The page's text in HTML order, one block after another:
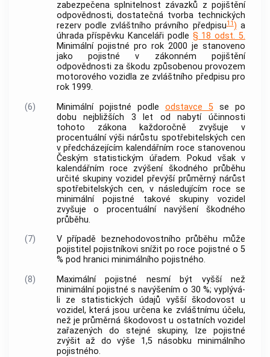
zabezpečena splnitelnost závazků z pojištění
odpovědnosti, dostatečná tvorba technických
rezerv podle zvláštního právního předpisu11) a
úhrada příspěvku Kanceláři podle § 18 odst. 5.
Minimální pojistné pro rok 2000 je stanoveno
jako pojistné v zákonném pojištění
odpovědnosti za škodu způsobenou provozem
motorového vozidla ze zvláštního předpisu pro
rok 1999.
(6)
Minimální pojistné podle odstavce 5se po
dobu nejbližších 3 let od nabytí účinnosti
tohoto zákona každoročně zvyšuje v
procentuální výši nárůstu spotřebitelských cen
v předcházejícím kalendářním roce stanovenou
Českým statistickým úřadem. Pokud však v
kalendářním roce zvýšení škodného průběhu
určité skupiny vozidel převýší průměrný nárůst
spotřebitelských cen, v následujícím roce se
minimální pojistné takové skupiny vozidel
zvyšuje o procentuální navýšení škodného
průběhu.
(7)
V případě beznehodovostního průběhu může
pojistitel pojistníkovi snížit po roce pojistné o 5
% pod hranici minimálního pojistného.
(8)
Maximální pojistné nesmí být vyšší než
minimální pojistné s navýšením o 30 %; vyplývá-
li ze statistických údajů vyšší škodovost u
vozidel, která jsou určena ke zvláštnímu účelu,
než je průměrná škodovost u ostatních vozidel
zařazených do stejné skupiny, lze pojistné
zvýšit až do výše 1,5 násobku minimálního
pojistného.